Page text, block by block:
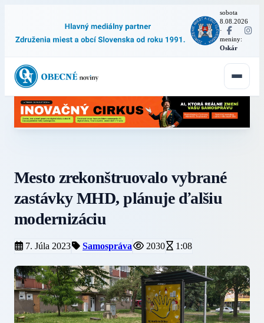
sobota
8.08.2026
·
meniny:
Oskár
Mesto zrekonštruovalo vybrané
zastávky MHD, plánuje ďalšiu
modernizáciu
7. Júla 2023 Samospráva 2030 1:08